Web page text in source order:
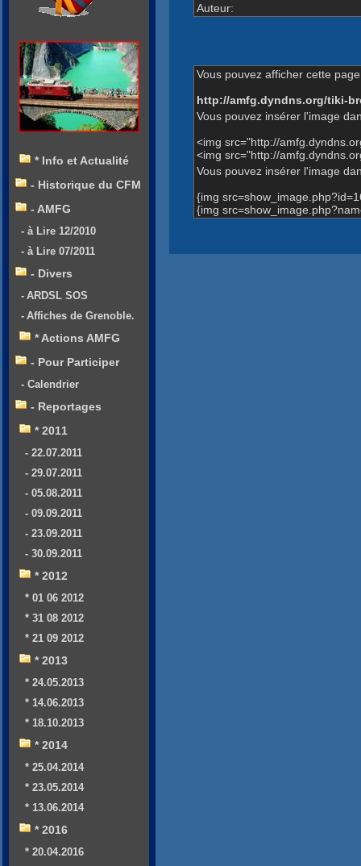
Auteur:
Vous pouvez afficher cette
http://amfg.dyndns.org/tiki-
Vous pouvez insérer l'image
<img src="http://
<img src="http://
Vous pouvez insérer l'image
{img
{img
* Info et Actualité
- Historique du CFM
- AMFG
- à Lire 12/2010
- à Lire 07/2011
- Divers
- ARDSL SOS
- Affiches de Grenoble.
* Actions AMFG
- Pour Participer
- Calendrier
- Reportages
* 2011
- 22.07.2011
- 29.07.2011
- 05.08.2011
- 09.09.2011
- 23.09.2011
- 30.09.2011
* 2012
* 01 06 2012
* 31 08 2012
* 21 09 2012
* 2013
* 24.05.2013
* 14.06.2013
* 18.10.2013
* 2014
* 25.04.2014
* 23.05.2014
* 13.06.2014
* 2016
* 20.04.2016